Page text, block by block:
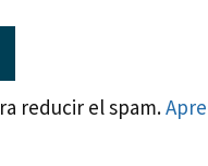
reducir el spam.